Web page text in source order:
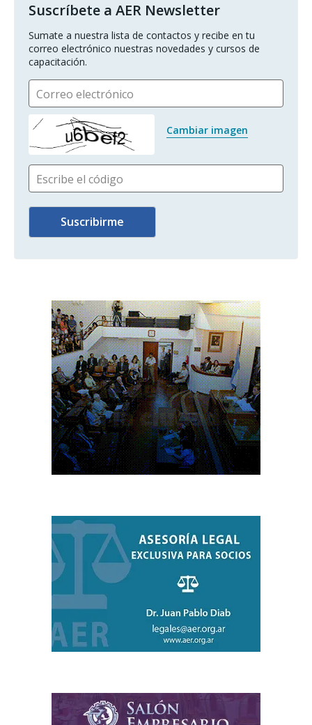
Suscríbete a AER Newsletter
Sumate a nuestra lista de contactos y recibe en tu
correo electrónico nuestras novedades y cursos de
capacitación.
Correo electrónico
Cambiar imagen
Escribe el código